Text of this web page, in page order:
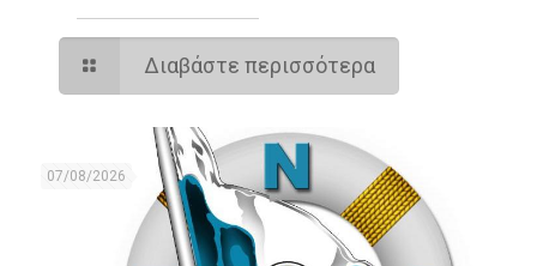
Διαβάστε περισσότερα
07/08/2026